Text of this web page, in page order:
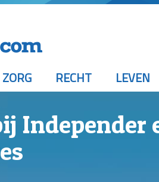
ZORG RECHT LEVEN
Independer